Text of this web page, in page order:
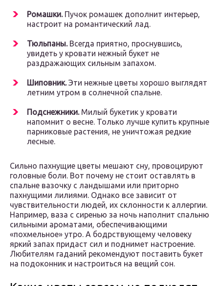
Ромашки.Пучок ромашек дополнит интерьер,
настроит на романтический лад.
Тюльпаны.Всегда приятно, проснувшись,
увидеть у кровати нежный букет не
раздражающих сильным запахом.
Шиповник.Эти нежные цветы хорошо выглядят
летним утром в солнечной спальне.
Подснежники.Милый букетик у кровати
напомнит о весне. Только лучше купить крупные
парниковые растения, не уничтожая редкие
лесные.
Сильно пахнущие цветы мешают сну, провоцируют
головные боли. Вот почему не стоит оставлять в
спальне вазочку с ландышами или приторно
пахнущими лилиями. Однако все зависит от
чувствительности людей, их склонности к аллергии.
Например, ваза с сиренью за ночь наполнит спальню
сильными ароматами, обеспечивающими
«похмельное» утро. А бодрствующему человеку
яркий запах придаст сил и поднимет настроение.
Любителям гаданий рекомендуют поставить букет
на подоконник и настроиться на вещий сон.